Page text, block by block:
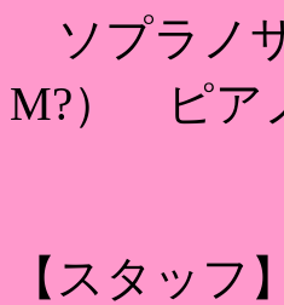
ソプラノ
M?） ピア
【スタッフ】